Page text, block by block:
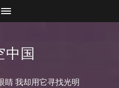
中国
睛 我却用它寻找光明